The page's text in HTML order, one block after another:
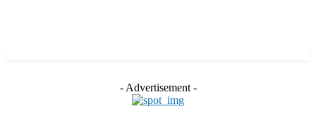
- Advertisement -